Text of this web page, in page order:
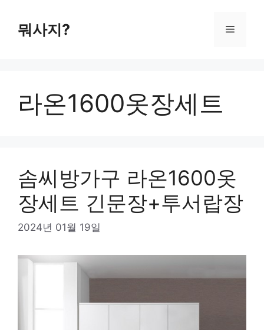
뭐사지? 메
라온1600옷장세트
솜씨방가구 라온1600옷
장세트 긴문장+투서랍장
2024년 01월 19일